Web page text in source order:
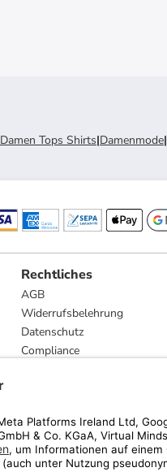
Damen Tops Shirts|Damenmode|
Rechtliches
AGB
Widerrufsbelehrung
Datenschutz
Compliance